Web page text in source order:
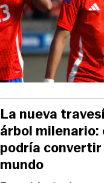
La nueva
árbol
podría
mundo